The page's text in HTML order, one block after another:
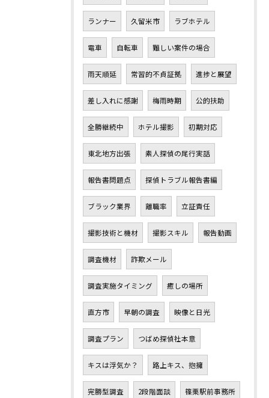
ランナー 久留米市 ラブホテル
電車 自転車 難しい案件の場合
雨天順延 常習的不貞証拠 進捗と展望
差し入れに感謝 梅雨時期 公的扶助
全勝継続中 ホテル撮影 初期対応
東北地方出張 素人探偵の尾行実話
報告書問題点 探偵トラブル報告書編
ブラック業界 離職率 立証責任
撮影技術と機材 撮影スキル 報告動画
調査機材 詐欺メール
調査実施タイミング 癒しの場所
直方市 早朝の調査 映像と日光
調査プラン つばめ探偵社本意
キスは浮気か？ 路上キス、抱擁
完勝型調査 2段階面談 篠栗駅前事務所